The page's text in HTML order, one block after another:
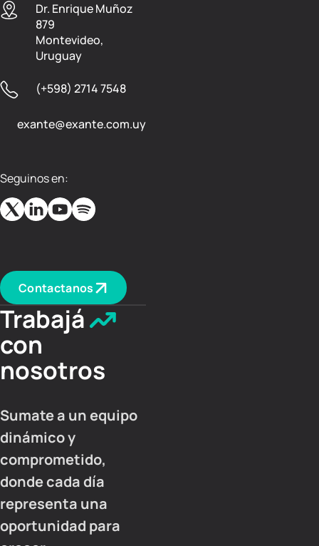
Dr. Enrique Muñoz
879
Montevideo,
Uruguay
(+598) 2714 7548
exante@exante.com.uy
Seguinos en:
Contactanos
Trabajá
con
nosotros
Sumate a un equipo
dinámico y
comprometido,
donde cada día
representa una
oportunidad para